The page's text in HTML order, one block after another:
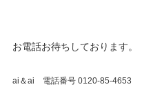
お電話お待ちしております。
ai＆ai 電話番号 0120-85-4653